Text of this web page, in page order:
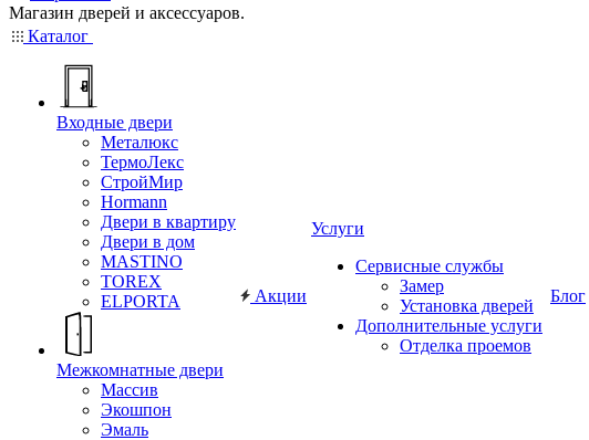
Магазин дверей и аксессуаров.
Каталог
Входные двери
Металюкс
ТермоЛекс
СтройМир
Hormann
Двери в квартиру
Двери в дом
MASTINO
TOREX
ELPORTA
Межкомнатные двери
Массив
Экошпон
Эмаль
Акции
Услуги
Сервисные службы
Замер
Установка дверей
Дополнительные услуги
Отделка проемов
Блог